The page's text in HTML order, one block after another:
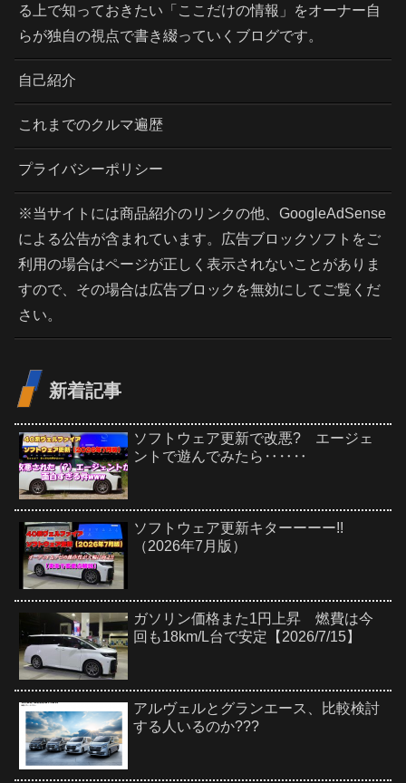
る上で知っておきたい「ここだけの情報」をオーナー自
らが独自の視点で書き綴っていくブログです。
自己紹介
これまでのクルマ遍歴
プライバシーポリシー
※当サイトには商品紹介のリンクの他、GoogleAdSense
による公告が含まれています。広告ブロックソフトをご
利用の場合はページが正しく表示されないことがありま
すので、その場合は広告ブロックを無効にしてご覧くだ
さい。
新着記事
ソフトウェア更新で改悪? エージェ
ントで遊んでみたら‥‥‥
ソフトウェア更新キターーーー!!
（2026年7月版）
ガソリン価格また1円上昇 燃費は今
回も18km/L台で安定【2026/7/15】
アルヴェルとグランエース、比較検討
する人いるのか???